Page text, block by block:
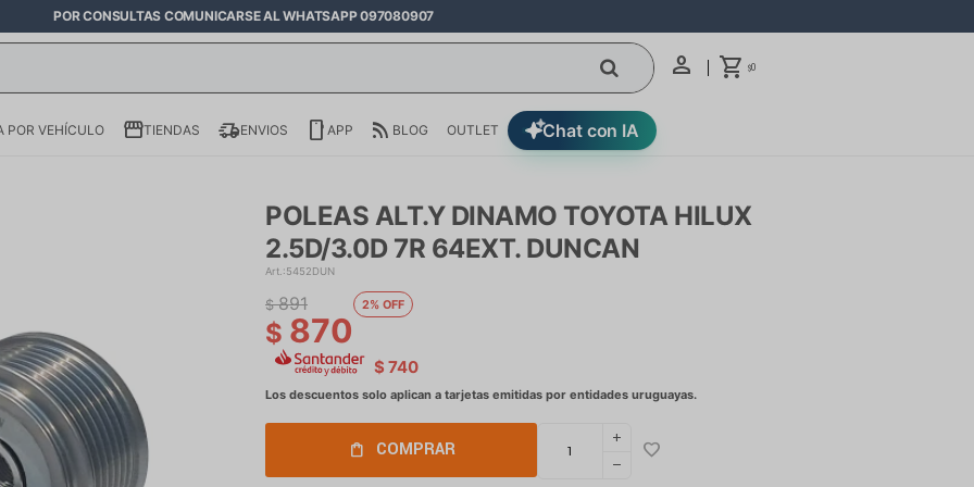
POR CONSULTAS COMUNICARSE AL WHATSAPP 097080907
$0
Chat con IA
POR VEHÍCULO TIENDAS ENVIOS APP BLOG OUTLET
POLEAS ALT.Y DINAMO TOYOTA HILUX
2.5D/3.0D 7R 64EXT. DUNCAN
5452DUN
$ 870
$ 891 2
$ 740
COMPRAR
add
remove